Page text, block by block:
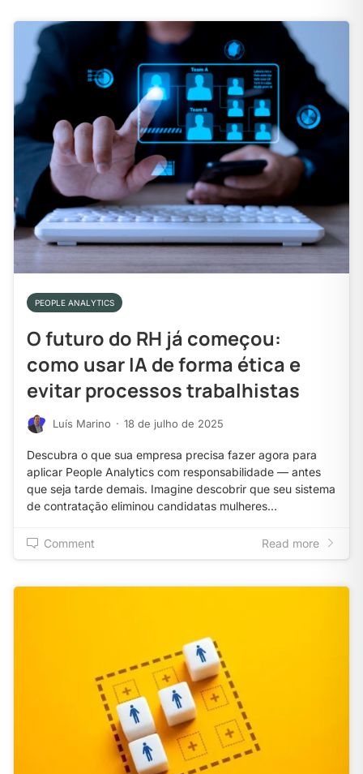
PEOPLE ANALYTICS
O futuro do RH já começou:
como usar IA de forma ética e
evitar processos trabalhistas
Luís Marino · 18 de julho de 2025
Descubra o que sua empresa precisa fazer agora para
aplicar People Analytics com responsabilidade — antes
que seja tarde demais. Imagine descobrir que seu sistema
de contratação eliminou candidatas mulheres…
Comment Read more